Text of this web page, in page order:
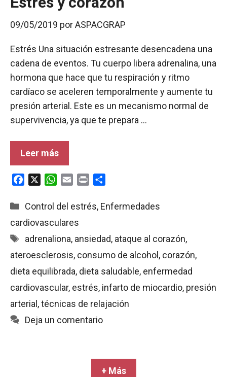
09/05/2019 porASPACGRAP
Estrés Una situación estresante desencadena una
cadena de eventos. Tu cuerpo libera adrenalina, una
hormona que hace que tu respiración y ritmo
cardíaco se aceleren temporalmente y aumente tu
presión arterial. Este es un mecanismo normal de
supervivencia, ya que te prepara …
Leer más
c
b
o
o
W
a
s
A
p
a
l
i
m
r
t
r
Categorías
Control del estrés, Enfermedades
cardiovasculares
Etiquetas
adrenaliona, ansiedad, ataque al corazón,
ateroesclerosis, consumo de alcohol , corazón,
dieta equilibrada, dieta saludable, enfermedad
cardiovascular, estrés, infarto de miocardio, presión
arterial ,técnicas de relajación
Deja un comentario
+ Más